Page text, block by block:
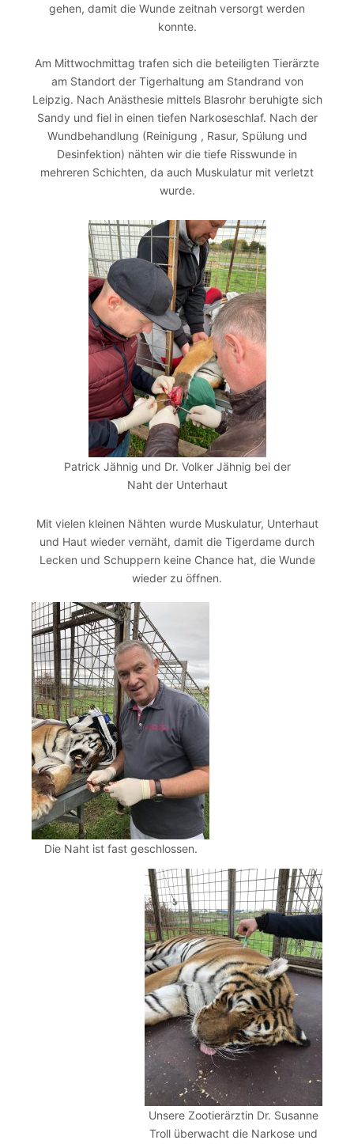
gehen, damit die Wunde zeitnah versorgt werden
konnte.
Am Mittwochmittag trafen sich die beteiligten Tierärzte
am Standort der Tigerhaltung am Standrand von
Leipzig. Nach Anästhesie mittels Blasrohr beruhigte sich
Sandy und fiel in einen tiefen Narkoseschlaf. Nach der
Wundbehandlung (Reinigung , Rasur, Spülung und
Desinfektion) nähten wir die tiefe Risswunde in
mehreren Schichten, da auch Muskulatur mit verletzt
wurde.
Patrick Jähnig und Dr. Volker Jähnig bei der
Naht der Unterhaut
Mit vielen kleinen Nähten wurde Muskulatur, Unterhaut
und Haut wieder vernäht, damit die Tigerdame durch
Lecken und Schuppern keine Chance hat, die Wunde
wieder zu öffnen.
Die Naht ist fast geschlossen.
Unsere Zootierärztin Dr. Susanne
Troll überwacht die Narkose und